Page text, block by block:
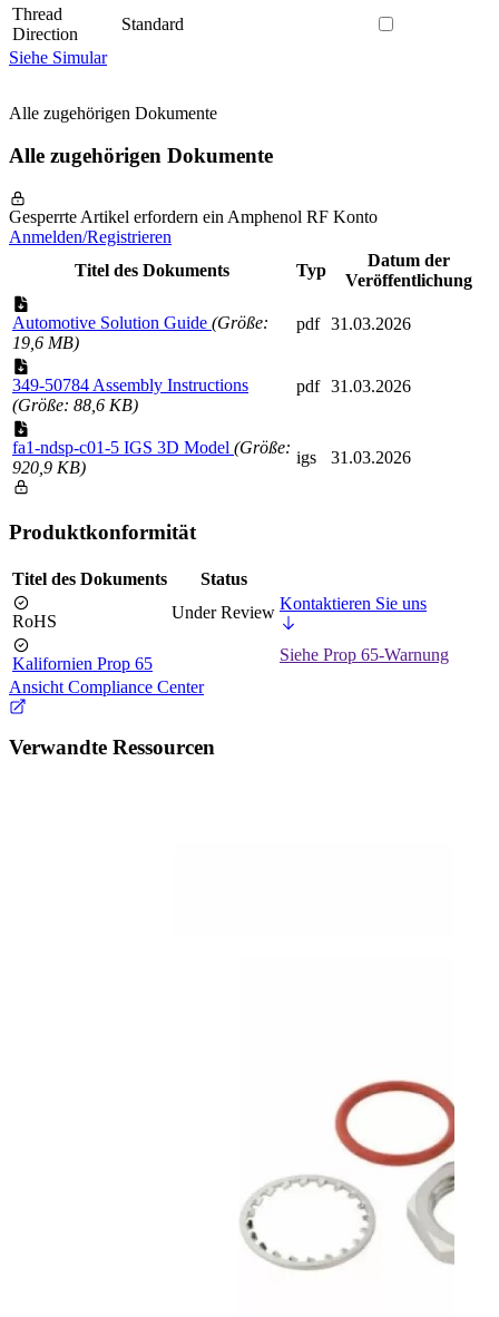
Thread
Direction
Standard
Siehe Simular
Alle zugehörigen Dokumente
Alle zugehörigen Dokumente
Gesperrte Artikel erfordern ein Amphenol RF Konto
Anmelden/Registrieren
Titel des Dokuments
Typ
Datum der
Veröffentlichung
Automotive Solution Guide (Größe:
19,6 MB)
pdf 31.03.2026
349-50784 Assembly Instructions
(Größe: 88,6 KB)
pdf 31.03.2026
fa1-ndsp-c01-5 IGS 3D Model (Größe:
920,9 KB)
igs 31.03.2026
Produktkonformität
Titel des Dokuments Status
RoHS Under Review Kontaktieren Sie uns
Kalifornien Prop 65
Siehe Prop 65-Warnung
Ansicht Compliance Center
Verwandte Ressourcen